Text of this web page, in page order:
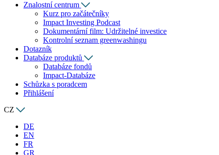
Znalostní centrum
Kurz pro začátečníky
Impact Investing Podcast
Dokumentární film: Udržitelné investice
Kontrolní seznam greenwashingu
Dotazník
Databáze produktů
Databáze fondů
Impact-Databáze
Schůzka s poradcem
Přihlášení
CZ
DE
EN
FR
GR